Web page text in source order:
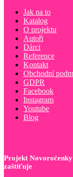
Jak na to
Katalog
O projektu
Autoři
Dárci
Reference
Kontakt
Obchodní
GDPR
Facebook
Instagram
Youtube
Blog
Projekt
zaštiťuje